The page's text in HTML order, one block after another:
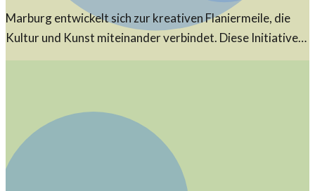
Marburg entwickelt sich zur kreativen Flaniermeile, die
Kultur und Kunst miteinander verbindet. Diese Initiative